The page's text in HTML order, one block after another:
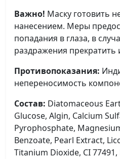
Важно! Маску готовить
нанесением. Меры
попадания в глаза, в
раздражения прекратить
Противопоказания:
непереносимость
Состав: Diatomaceous
Glucose, Algin, Calcium
Pyrophosphate,
Benzoate, Pearl Extract,
Titanium Dioxide, CI